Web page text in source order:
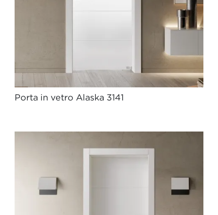
Porta in vetro Alaska 3141